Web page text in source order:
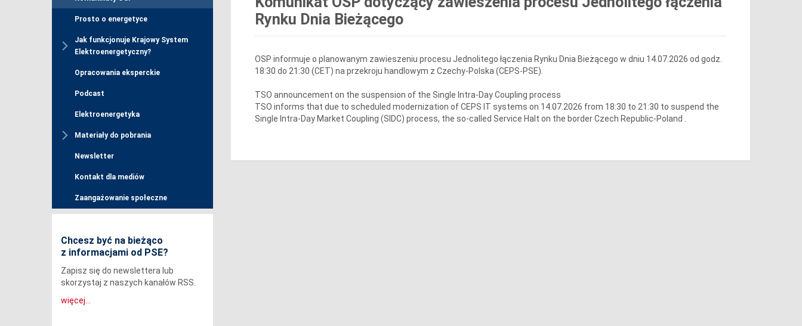
Prosto o energetyce
Jak funkcjonuje Krajowy System
Elektroenergetyczny?
Opracowania eksperckie
Podcast
Elektroenergetyka
Materiały do pobrania
Newsletter
Kontakt dla mediów
Zaangażowanie społeczne
Chcesz być na bieżąco
z informacjami od PSE?
Zapisz się do newslettera lub
skorzystaj z naszych kanałów RSS.
więcej...
Rynku Dnia Bieżącego
OSP informuje o planowanym zawieszeniu procesu Jednolitego łączenia Rynku Dnia Bieżącego w dniu 14.07.2026 od godz.
18:30 do 21:30 (CET) na przekroju handlowym z Czechy-Polska (CEPS-PSE).
TSO announcement on the suspension of the Single Intra-Day Coupling process
TSO informs that due to scheduled modernization of CEPS IT systems on 14.07.2026 from 18:30 to 21:30 to suspend the
Single Intra-Day Market Coupling (SIDC) process, the so-called Service Halt on the border Czech Republic-Poland .